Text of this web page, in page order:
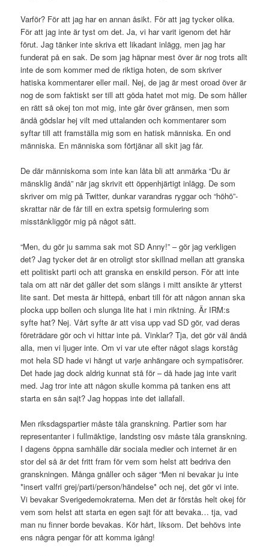
Varför? För att jag har en annan åsikt. För att jag tycker olika.
För att jag inte är tyst om det. Ja, vi har varit igenom det här
förut. Jag tänker inte skriva ett likadant inlägg, men jag har
funderat på en sak. De som jag häpnar mest över är nog trots allt
inte de som kommer med de riktiga hoten, de som skriver
hatiska kommentarer eller mail. Nej, de jag är mest oroad över är
nog de som faktiskt ser till att göda hatet mot mig. De som håller
en rätt så okej ton mot mig, inte går över gränsen, men som
ändå gödslar hej vilt med uttalanden och kommentarer som
syftar till att framställa mig som en hatisk människa. En ond
människa. En människa som förtjänar all skit jag får.
De där människorna som inte kan låta bli att anmärka “Du är
mänsklig ändå” när jag skrivit ett öppenhjärtigt inlägg. De som
skriver om mig på Twitter, dunkar varandras ryggar och “höhö”-
skrattar när de får till en extra spetsig formulering som
misstänkliggör mig på något sätt.
“Men, du gör ju samma sak mot SD Anny!” – gör jag verkligen
det? Jag tycker det är en otroligt stor skillnad mellan att granska
ett politiskt parti och att granska en enskild person. För att inte
tala om att när det gäller det som slängs i mitt ansikte är ytterst
lite sant. Det mesta är hittepå, enbart till för att någon annan ska
plocka upp bollen och slunga lite hat i min riktning. Är IRM:s
syfte hat? Nej. Vårt syfte är att visa upp vad SD gör, vad deras
företrädare gör och vi hittar inte på. Vinklar? Tja, det gör väl ändå
alla, men vi ljuger inte. Om vi var ute efter något slags korståg
mot hela SD hade vi hängt ut varje anhängare och sympatisörer.
Det hade jag dock aldrig kunnat stå för – då hade jag inte varit
med. Jag tror inte att någon skulle komma på tanken ens att
starta en sån sajt? Jag hoppas inte det iallafall.
Men riksdagspartier måste tåla granskning. Partier som har
representanter i fullmäktige, landsting osv måste tåla granskning.
I dagens öppna samhälle där sociala medier och internet är en
stor del så är det fritt fram för vem som helst att bedriva den
granskningen. Många gnäller och säger “Men ni bevakar ju inte
*insert valfri grej/parti/person/händelse* och nej, det gör vi inte.
Vi bevakar Sverigedemokraterna. Men det är förstås helt okej för
vem som helst att starta en egen sajt för att bevaka… tja, vad
man nu finner borde bevakas. Kör hårt, liksom. Det behövs inte
ens några pengar för att komma igång!